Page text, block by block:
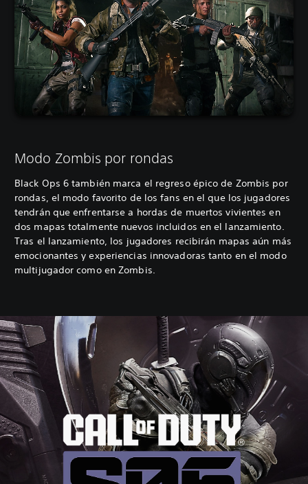
Modo Zombis por rondas
Black Ops 6 también marca el regreso épico de Zombis por
rondas, el modo favorito de los fans en el que los jugadores
tendrán que enfrentarse a hordas de muertos vivientes en
dos mapas totalmente nuevos incluidos en el lanzamiento.
Tras el lanzamiento, los jugadores recibirán mapas aún más
emocionantes y experiencias innovadoras tanto en el modo
multijugador como en Zombis.